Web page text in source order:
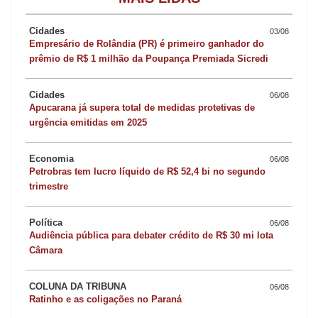
Assunto desde o período eleitoral,o Hospital Municipal de
Apucarana será discutido em audiência pública marcada para 4
prédio foi entregue provisoriamente no final de 2024, mas segue
fechado. Segundo o vereador, a ideia é chamar autoridades
20 milhões para a unidade, o secretário estadual de Saúde, Beto
Preto, o prefeito Rodolfo Mota e o secretário municipal de Saúde,
Guilherme de Paula para debater o funcionamento da unidade.
Ontem, na audiência de prestação de contas da Saúde, o
assunto foi citado novamente.
Beto Preto no Norte Pioneiro
Cidades 03/08
Empresário de Rolândia (PR) é primeiro ganhador do
prêmio de R$ 1 milhão da Poupança Premiada Sicredi
Cidades 06/08
Apucarana já supera total de medidas protetivas de
urgência emitidas em 2025
Economia 06/08
Petrobras tem lucro líquido de R$ 52,4 bi no segundo
trimestre
Política 06/08
Audiência pública para debater crédito de R$ 30 mi lota
Câmara
COLUNA DA TRIBUNA 06/08
Ratinho e as coligações no Paraná